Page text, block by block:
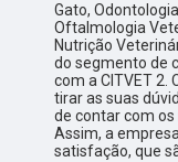
Gato,
Oftalmologia
Nutrição
do segmento de
com a CITVET 2.
tirar as suas
de contar com
Assim, a
satisfação, que